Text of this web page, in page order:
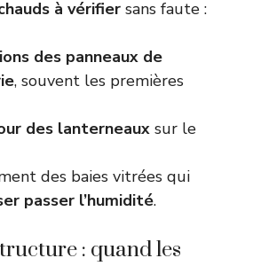
à vérifier sans faute :
des panneaux de
, souvent les premières
des lanterneaux sur le
des baies vitrées qui
passer l’humidité.
: quand les